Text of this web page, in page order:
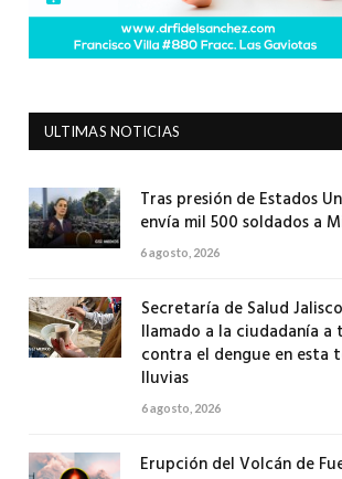
ULTIMAS NOTICIAS
Tras presión de Estados
envía mil 500 soldados a
6 agosto, 2026
Secretaría de Salud
llamado a la ciudadanía a
contra el dengue en esta
lluvias
6 agosto, 2026
Erupción del Volcán de